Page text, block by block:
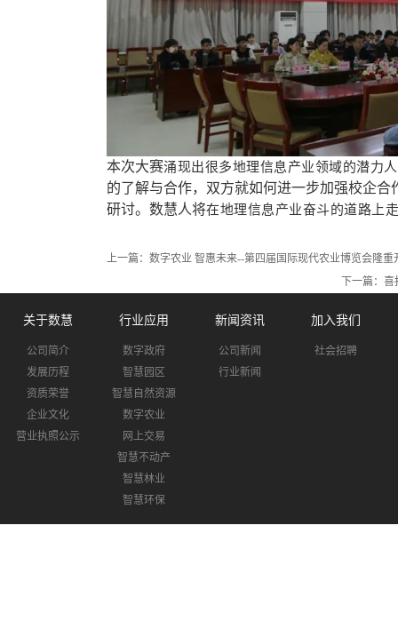
本次大赛涌现出很多地理信息产业领域的潜力
的了解与合作，双方就如何进一步加强校企合
研讨。数慧人将在地理信息产业奋斗的道路上
上一篇： 数字农业 智惠未来--第四届国际现代农业博览会隆重
下一篇： 喜
关于数慧
公司简介
发展历程
资质荣誉
企业文化
营业执照公示
行业应用
数字政府
智慧园区
智慧自然资源
数字农业
网上交易
智慧不动产
智慧林业
智慧环保
新闻资讯
公司新闻
行业新闻
加入我们
社会招聘